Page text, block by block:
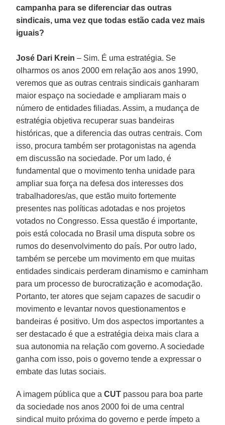
campanha para se diferenciar das outras
sindicais, uma vez que todas estão cada vez mais
iguais?
José Dari Krein – Sim. É uma estratégia. Se
olharmos os anos 2000 em relação aos anos 1990,
veremos que as outras centrais sindicais ganharam
maior espaço na sociedade e ampliaram mais o
número de entidades filiadas. Assim, a mudança de
estratégia objetiva recuperar suas bandeiras
históricas, que a diferencia das outras centrais. Com
isso, procura também ser protagonistas na agenda
em discussão na sociedade. Por um lado, é
fundamental que o movimento tenha unidade para
ampliar sua força na defesa dos interesses dos
trabalhadores/as, que estão muito fortemente
presentes nas políticas adotadas e nos projetos
votados no Congresso. Essa questão é importante,
pois está colocada no Brasil uma disputa sobre os
rumos do desenvolvimento do país. Por outro lado,
também se percebe um movimento em que muitas
entidades sindicais perderam dinamismo e caminham
para um processo de burocratização e acomodação.
Portanto, ter atores que sejam capazes de sacudir o
movimento e levantar novos questionamentos e
bandeiras é positivo. Um dos aspectos importantes a
ser destacado é que a estratégia deixa mais clara a
sua autonomia na relação com governo. A sociedade
ganha com isso, pois o governo tende a expressar o
embate das lutas sociais.
A imagem pública que aCUT passou para boa parte
da sociedade nos anos 2000 foi de uma central
sindical muito próxima do governo e perde ímpeto a